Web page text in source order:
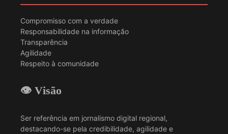
Compromisso com a verdade
Responsabilidade na informação
Transparência
Agilidade
Respeito à comunidade
👁️ Visão
Ser referência em jornalismo digital regional,
destacando-se pela credibilidade, agilidade e